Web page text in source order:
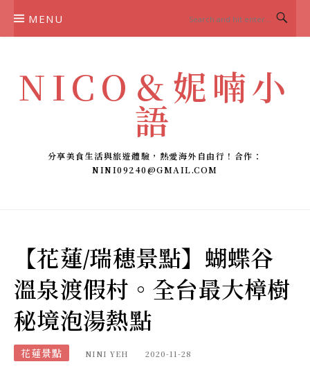
MENU
NICO＆妮喃小
語
分享美食生活與旅遊體驗，熱愛海外自由行！合作：
NINI09240@GMAIL.COM
【花蓮/瑞穗景點】蝴蝶谷
溫泉渡假村。全台最大樟樹
秘境泡湯熱點
花蓮景點 NINI YEH 2020-11-28